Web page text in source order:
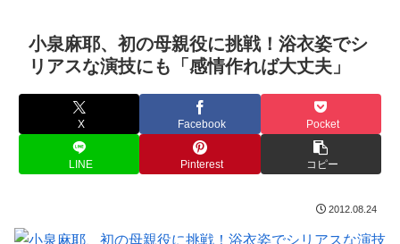
小泉麻耶、初の母親役に挑戦！浴衣姿でシ
リアスな演技にも「感情作れば大丈夫」
X Facebook Pocket
LINE Pinterest コピー
2012.08.24